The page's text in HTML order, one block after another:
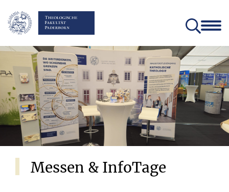
Fakultät Lehrstühle
Messen & InfoTage